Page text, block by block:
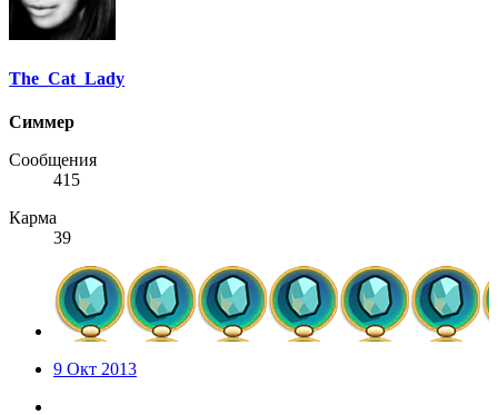
The_Cat_Lady
Симмер
Сообщения
415
Карма
39
9 Окт 2013